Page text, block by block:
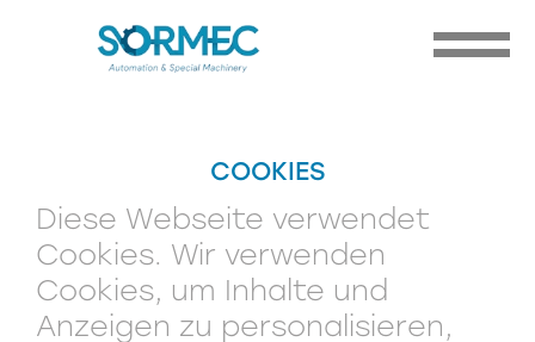
COOKIES
Diese Webseite verwendet
Cookies. Wir verwenden
Cookies, um Inhalte und
Anzeigen zu personalisieren,